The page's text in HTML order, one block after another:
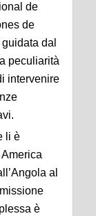
de
de
dal
peculiarità
intervenire
li è
al
è